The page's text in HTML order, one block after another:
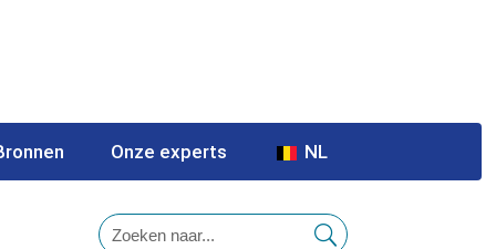
Onze experts NL